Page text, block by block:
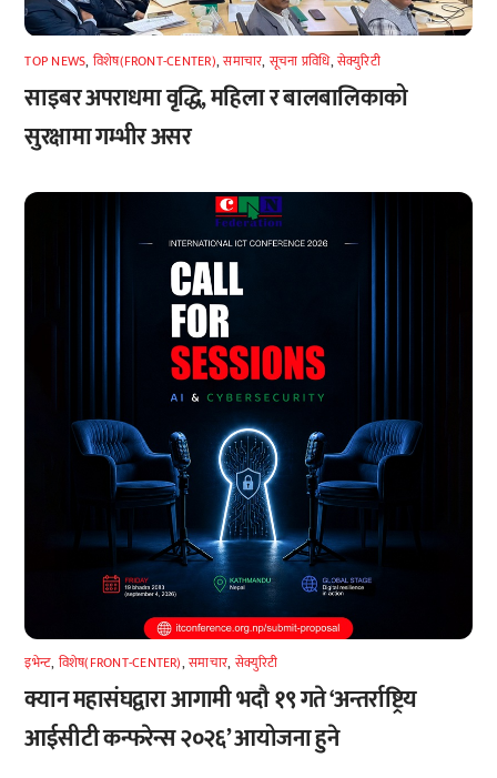
TOP NEWS, विशेष(FRONT-CENTER),समाचार, सूचना प्रविधि,सेक्युरिटी
साइबर अपराधमा वृद्धि, महिला र बालबालिकाको
सुरक्षामा गम्भीर असर
इभेन्ट, विशेष(FRONT-CENTER),समाचार, सेक्युरिटी
क्यान महासंघद्वारा आगामी भदौ १९ गते ‘अन्तर्राष्ट्रिय
आईसीटी कन्फरेन्स २०२६’ आयोजना हुने